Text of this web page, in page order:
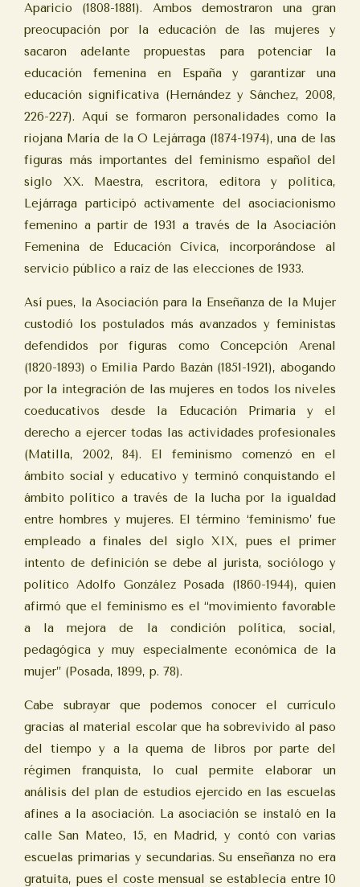
Aparicio (1808-1881). Ambos demostraron una gran
preocupación por la educación de las mujeres y
sacaron adelante propuestas para potenciar la
educación femenina en España y garantizar una
educación significativa (Hernández y Sánchez, 2008,
226-227). Aquí se formaron personalidades como la
riojana María de la O Lejárraga (1874-1974), una de las
figuras más importantes del feminismo español del
siglo XX. Maestra, escritora, editora y política,
Lejárraga participó activamente del asociacionismo
femenino a partir de 1931 a través de la Asociación
Femenina de Educación Cívica, incorporándose al
servicio público a raíz de las elecciones de 1933.
Así pues, la Asociación para la Enseñanza de la Mujer
custodió los postulados más avanzados y feministas
defendidos por figuras como Concepción Arenal
(1820-1893) o Emilia Pardo Bazán (1851-1921), abogando
por la integración de las mujeres en todos los niveles
coeducativos desde la Educación Primaria y el
derecho a ejercer todas las actividades profesionales
(Matilla, 2002, 84). El feminismo comenzó en el
ámbito social y educativo y terminó conquistando el
ámbito político a través de la lucha por la igualdad
entre hombres y mujeres. El término ‘feminismo’ fue
empleado a finales del siglo XIX, pues el primer
intento de definición se debe al jurista, sociólogo y
político Adolfo González Posada (1860-1944), quien
afirmó que el feminismo es el “movimiento favorable
a la mejora de la condición política, social,
pedagógica y muy especialmente económica de la
mujer” (Posada, 1899, p. 78).
Cabe subrayar que podemos conocer el currículo
gracias al material escolar que ha sobrevivido al paso
del tiempo y a la quema de libros por parte del
régimen franquista, lo cual permite elaborar un
análisis del plan de estudios ejercido en las escuelas
afines a la asociación. La asociación se instaló en la
calle San Mateo, 15, en Madrid, y contó con varias
escuelas primarias y secundarias. Su enseñanza no era
gratuita, pues el coste mensual se establecía entre 10